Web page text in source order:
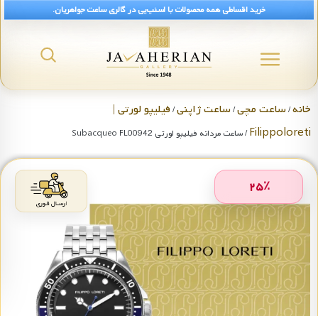
خرید اقساطی همه محصولات با اسنپ‌پی در گالری ساعت جواهریان.
خانه/ساعت مچی/ساعت ژاپنی/فیلیپو لورتی |
Filippoloreti/ ساعت مردانه فیلیپو لورتی Subacqueo FL00942
۲۵٪